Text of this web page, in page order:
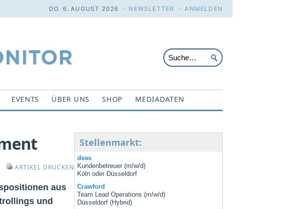
DO. 6. AUGUST 2026 · NEWSLETTER ·ANMELDEN
EVENTS ÜBER UNS SHOP MEDIADATEN
ARTIKEL DRUCKEN
aus
und
Stellenmarkt:
deas
Kundenbetreuer (m/w/d)
Köln oder Düsseldorf
Crawford
Team Lead Operations (m/w/d)
Düsseldorf (Hybrid)